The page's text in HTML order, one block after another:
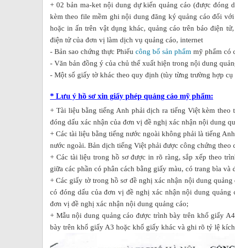
+ 02 bản ma-ket nội dung dự kiến quảng cáo (đ­ược đóng
kèm theo file mềm ghi nội dung đăng ký quảng cáo đối
hoặc in ấn trên vật dụng khác, quảng cáo trên báo điện
điện tử của đơn vị làm dịch vụ quảng cáo, internet
- Bản sao chứng thực Phiếu công bố sản phẩm mỹ phẩm có
- Văn bản đồng ý của chủ thể xuất hiện trong nội dung
- Một số giấy tờ khác theo quy định (tùy từng trường hợp cụ
* Lưu ý hồ sơ xin giấy phép quảng cáo mỹ phẩm:
+ Tài liệu bằng tiếng Anh phải dịch ra tiếng Việt kèm
đóng dấu xác nhận của đơn vị đề nghị xác nhận nội dung
+ Các tài liệu bằng tiếng nước ngoài không phải là tiếng
nước ngoài. Bản dịch tiếng Việt phải được công chứng theo
+ Các tài liệu trong hồ sơ được in rõ ràng, sắp xếp theo
giữa các phần có phân cách bằng giấy màu, có trang bìa và
+ Các giấy tờ trong hồ sơ đề nghị xác nhận nội dung
có đóng dấu của đơn vị đề nghị xác nhận nội dung
đơn vị đề nghị xác nhận nội dung quảng cáo;
+ Mẫu nội dung quảng cáo được trình bày trên khổ giấy
bày trên khổ giấy A3 hoặc khổ giấy khác và ghi rõ tỷ lệ